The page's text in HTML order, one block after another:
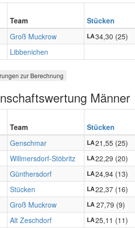
Team
Stücken
Groß Muckrow LA34,30 (25)
Libbenichen
zur Berechnung
Männer
Team
Stücken
Genschmar LA21,55 (25)
Willmersdorf-Stöbritz LA22,29 (20)
Günthersdorf LA24,94 (13)
Stücken LA22,37 (16)
Groß Muckrow LA27,79 (9)
Alt Zeschdorf LA25,11 (11)